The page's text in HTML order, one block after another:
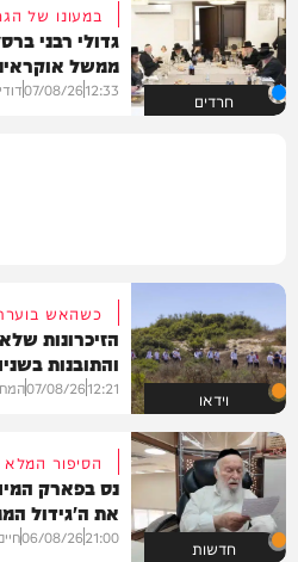
חרדים
במעונו של
גדולי רבני
ממשל
12:33
07/08/26
וידאו
כשהאש
הזיכרונות
והתובנות
12:21
07/08/26
חדשות
הסיפור המלא
נס בפארק
את ה'גידול
21:00
06/08/26